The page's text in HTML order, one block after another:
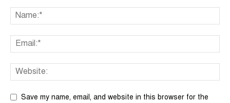
Save my name, email, and website in this browser for the